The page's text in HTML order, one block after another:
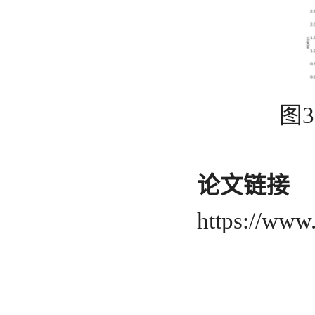
图
论文链接
https://